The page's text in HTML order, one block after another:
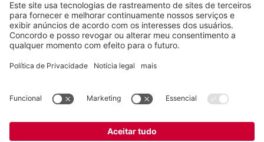
São Leopoldo/RS, 93022-715
Brasil
contato@vogelsang.com.br